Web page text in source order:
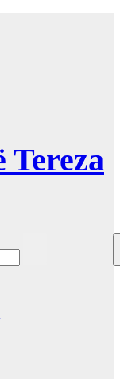
Tereza